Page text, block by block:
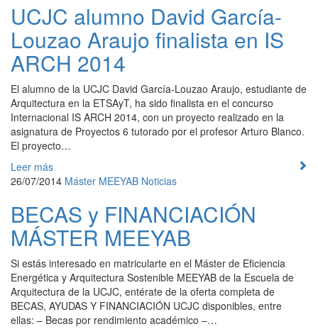
UCJC alumno David García-
Louzao Araujo finalista en IS
ARCH 2014
El alumno de la UCJC David García-Louzao Araujo, estudiante de
Arquitectura en la ETSAyT, ha sido finalista en el concurso
Internacional IS ARCH 2014, con un proyecto realizado en la
asignatura de Proyectos 6 tutorado por el profesor Arturo Blanco.
El proyecto…
Leer más
26/07/2014 Máster MEEYAB Noticias
BECAS y FINANCIACIÓN
MÁSTER MEEYAB
Si estás interesado en matricularte en el Máster de Eficiencia
Energética y Arquitectura Sostenible MEEYAB de la Escuela de
Arquitectura de la UCJC, entérate de la oferta completa de
BECAS, AYUDAS Y FINANCIACIÓN UCJC disponibles, entre
ellas: – Becas por rendimiento académico –…